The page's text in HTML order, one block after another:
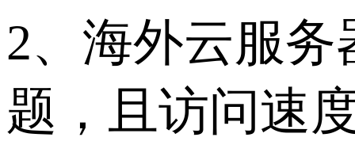
2、海外云服
题，且访问速